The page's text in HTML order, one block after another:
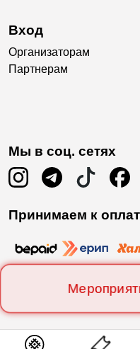
Вход
Организаторам
Партнерам
Мы в соц. сетях
Принимаем к